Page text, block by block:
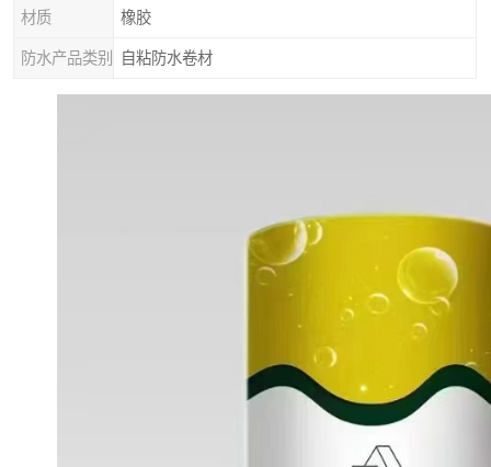
材质 橡胶
防水产品类别 自粘防水卷材